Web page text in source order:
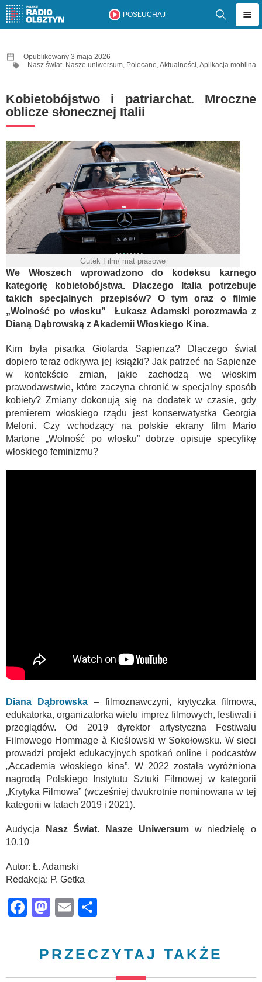
POSŁUCHAJ
Opublikowany 3 maja 2026
Nasz świat. Nasze uniwersum, Polecane,Aktualności,Aplikacja mobilna
Kobietobójstwo i patriarchat. Mroczne
oblicze słonecznej Italii
Gutek Film/ mat prasowe
We Włoszech wprowadzono do kodeksu karnego
kategorię kobietobójstwa. Dlaczego Italia potrzebuje
takich specjalnych przepisów? O tym oraz o filmie
„Wolność po włosku” Łukasz Adamski porozmawia z
Dianą Dąbrowską z Akademii Włoskiego Kina.
Kim była pisarka Giolarda Sapienza? Dlaczego świat
dopiero teraz odkrywa jej książki? Jak patrzeć na Sapienze
w kontekście zmian, jakie zachodzą we włoskim
prawodawstwie, które zaczyna chronić w specjalny sposób
kobiety? Zmiany dokonują się na dodatek w czasie, gdy
premierem włoskiego rządu jest konserwatystka Georgia
Meloni. Czy wchodzący na polskie ekrany film Mario
Martone „Wolność po włosku” dobrze opisuje specyfikę
włoskiego feminizmu?
Diana Dąbrowska – filmoznawczyni, krytyczka filmowa,
edukatorka, organizatorka wielu imprez filmowych, festiwali i
przeglądów. Od 2019 dyrektor artystyczna Festiwalu
Filmowego Hommage à Kieślowski w Sokołowsku. W sieci
prowadzi projekt edukacyjnych spotkań online i podcastów
„Accademia włoskiego kina”. W 2022 została wyróżniona
nagrodą Polskiego Instytutu Sztuki Filmowej w kategorii
„Krytyka Filmowa” (wcześniej dwukrotnie nominowana w tej
kategorii w latach 2019 i 2021).
Audycja Nasz Świat. Nasze Uniwersumw niedzielę o
10.10
Autor: Ł. Adamski
Redakcja: P. Getka
Facebook
Mastodon
Email
PRZECZYTAJ TAKŻE